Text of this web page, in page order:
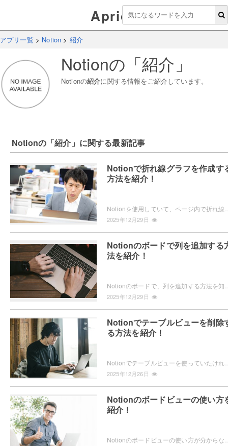
Aprico
アプリ一覧 > Notion > 紹介
Notionの「紹介 」
Notionの紹介に関する情報をご紹介しています。
Notionの「紹介 」に関する最新記事
Notionで折れ線グラフを作成す
方法を紹介！
2025年12月29日
Notionのボードで列を追加する
法を紹介！
2025年12月29日
Notionでテーブルビューを削除
る方法を紹介！
2025年12月26日
Notionのボードビューの使い方
紹介！